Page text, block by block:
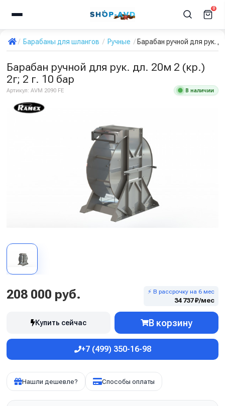
0
Барабаны для шлангов Ручные Барабан ручной для рук.
Барабан ручной для рук. дл. 20м 2 (кр.)
2г; 2 г. 10 бар
Артикул: AVM 2090 FE В наличии
208 000 руб. ⚡ В рассрочку на 6 мес
34 737 ₽/мес
Купить сейчас В корзину
+7 (499) 350-16-98
Нашли дешевле? Способы оплаты